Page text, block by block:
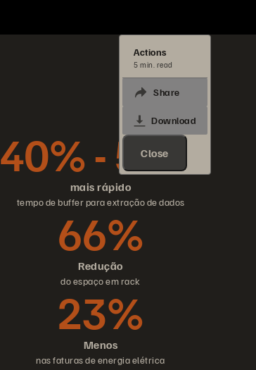
Actions
5 min. read
Share
Download
Close
mais rápido
40% - 50%
tempo de buffer para extração de dados
Redução
66%
do espaço em rack
Menos
23%
nas faturas de energia elétrica